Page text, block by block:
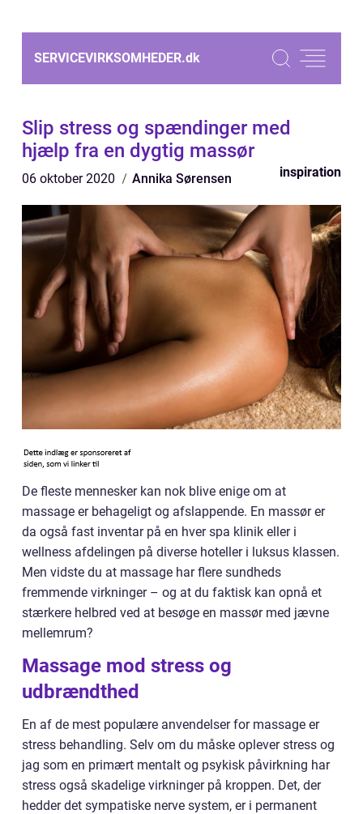
SERVICEVIRKSOMHEDER.dk
Slip stress og spændinger med
hjælp fra en dygtig massør
06 oktober 2020 Annika Sørensen inspiration
De fleste mennesker kan nok blive enige om at
massage er behageligt og afslappende. En massør er
da også fast inventar på en hver spa klinik eller i
wellness afdelingen på diverse hoteller i luksus klassen.
Men vidste du at massage har flere sundheds
fremmende virkninger – og at du faktisk kan opnå et
stærkere helbred ved at besøge en massør med jævne
mellemrum?
Massage mod stress og
udbrændthed
En af de mest populære anvendelser for massage er
stress behandling. Selv om du måske oplever stress og
jag som en primært mentalt og psykisk påvirkning har
stress også skadelige virkninger på kroppen. Det, der
hedder det sympatiske nerve system, er i permanent